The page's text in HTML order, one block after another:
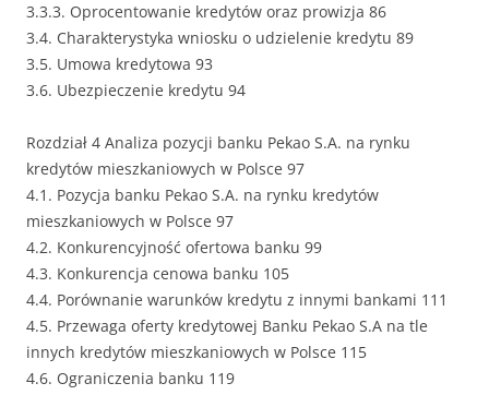
3.3.3. Oprocentowanie kredytów oraz prowizja 86
3.4. Charakterystyka wniosku o udzielenie kredytu 89
3.5. Umowa kredytowa 93
3.6. Ubezpieczenie kredytu 94
Rozdział 4 Analiza pozycji banku Pekao S.A. na rynku
kredytów mieszkaniowych w Polsce 97
4.1. Pozycja banku Pekao S.A. na rynku kredytów
mieszkaniowych w Polsce 97
4.2. Konkurencyjność ofertowa banku 99
4.3. Konkurencja cenowa banku 105
4.4. Porównanie warunków kredytu z innymi bankami 111
4.5. Przewaga oferty kredytowej Banku Pekao S.A na tle
innych kredytów mieszkaniowych w Polsce 115
4.6. Ograniczenia banku 119